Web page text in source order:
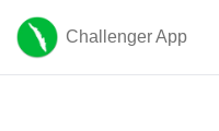
Challenger App